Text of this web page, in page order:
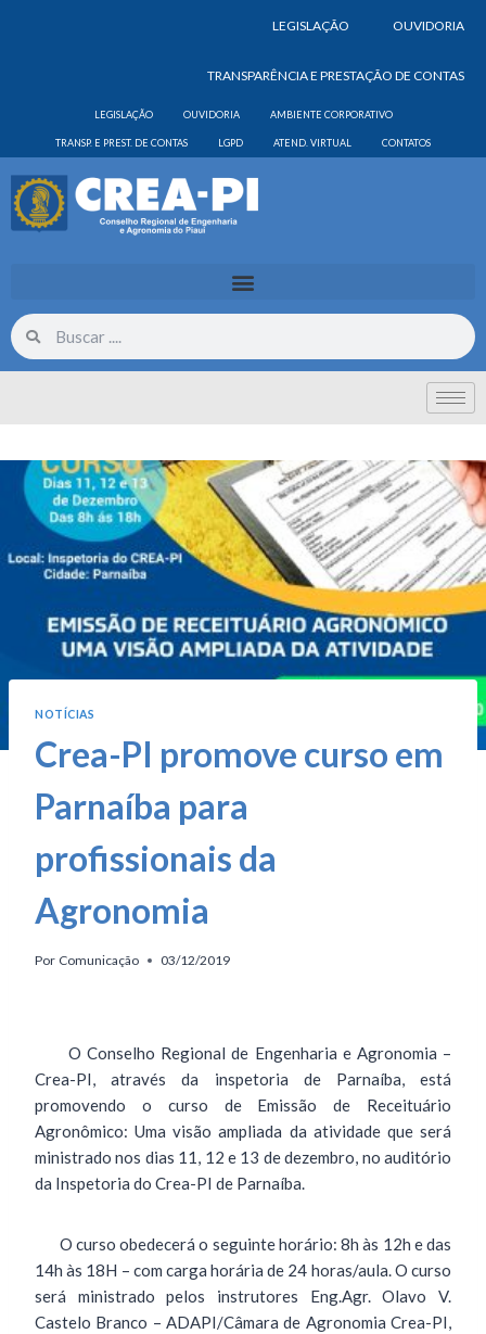
LEGISLAÇÃO OUVIDORIA
TRANSPARÊNCIA E PRESTAÇÃO DE CONTAS
LEGISLAÇÃO OUVIDORIA AMBIENTE CORPORATIVO
TRANSP. E PREST. DE CONTAS LGPD ATEND. VIRTUAL CONTATOS
NOTÍCIAS
Crea-PI promove curso em
Parnaíba para
profissionais da
Agronomia
Por Comunicação 03/12/2019
O Conselho Regional de Engenharia e Agronomia –
Crea-PI, através da inspetoria de Parnaíba, está
promovendo o curso de Emissão de Receituário
Agronômico: Uma visão ampliada da atividade que será
ministrado nos dias 11, 12 e 13 de dezembro, no auditório
da Inspetoria do Crea-PI de Parnaíba.
O curso obedecerá o seguinte horário: 8h às 12h e das
14h às 18H – com carga horária de 24 horas/aula. O curso
será ministrado pelos instrutores Eng.Agr. Olavo V.
Castelo Branco – ADAPI/Câmara de Agronomia Crea-PI,